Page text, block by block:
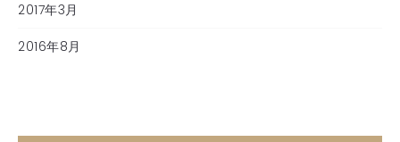
2017年3月
2016年8月